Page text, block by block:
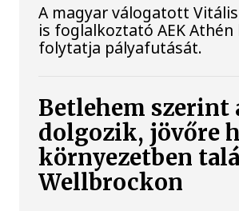
A magyar válogatott
is foglalkoztató AEK
folytatja pályafutását.
Betlehem szerint
dolgozik, jövőre
környezetben
Wellbrockon